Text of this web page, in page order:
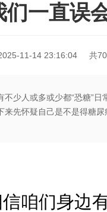
一直误
11-14 23:16:04 共
不少人或多或少都“恐糖”
来先怀疑自己是不是得糖
咱们身边